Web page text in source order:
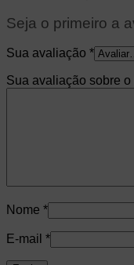
Seja o primeiro a
Sua avaliação *
Sua avaliação sobre o
Nome *
E-mail *